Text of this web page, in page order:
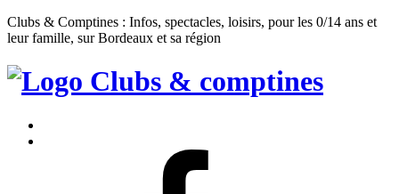
Clubs & Comptines : Infos, spectacles, loisirs, pour les 0/14 ans et
leur famille, sur Bordeaux et sa région
Clubs
Comptines